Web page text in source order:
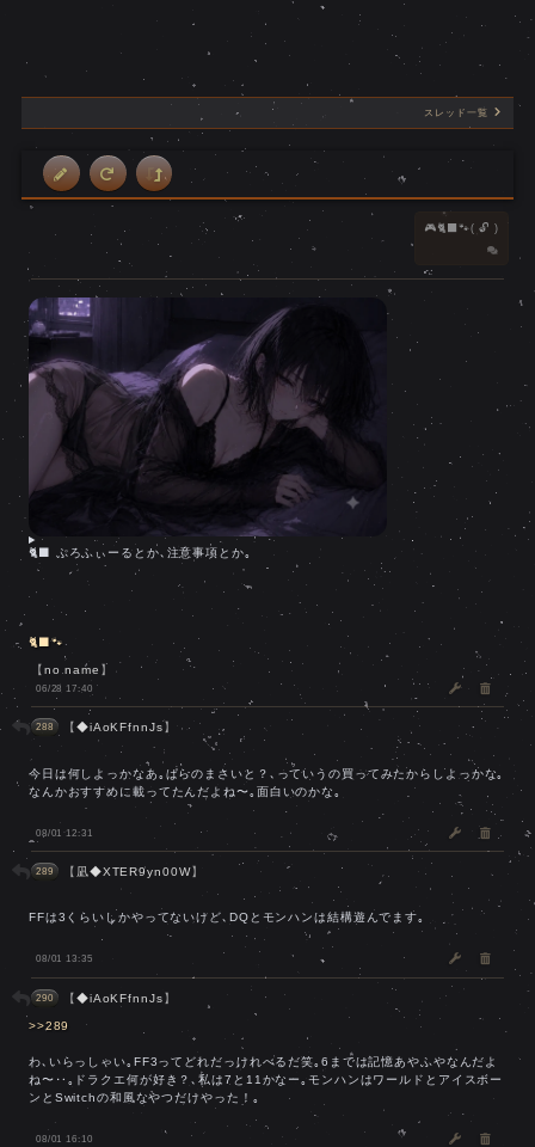
スレッド一覧
🎮️🐈‍⬛🐾( 🔓️ )
🐈‍⬛ ぷろふぃーるとか､注意事項とか｡
🐈‍⬛🐾
【no name 】
06/28 17:40
288 【◆iAoKFfnnJs】
今日は何しよっかなあ｡ぱらのまさいと？､っていうの買ってみたからしよっかな｡
なんかおすすめに載ってたんだよね〜｡面白いのかな｡
08/01 12:31
289 【 凪◆XTER9yn00W】
FFは3くらいしかやってないけど､DQとモンハンは結構遊んでます｡
08/01 13:35
290 【◆iAoKFfnnJs】
>>289
わ､いらっしゃい｡FF3ってどれだっけれべるだ笑｡6までは記憶あやふやなんだよ
ね〜‥｡ドラクエ何が好き？､私は7と11かなー｡モンハンはワールドとアイスボー
ンとSwitchの和風なやつだけやった！｡
08/01 16:10